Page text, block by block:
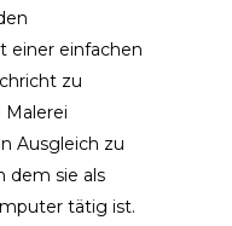
einer einfachen
zu
Malerei
Ausgleich zu
dem sie als
tätig ist.